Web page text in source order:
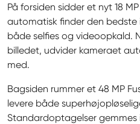
På forsiden sidder et nyt 18
automatisk finder den
både selfies og videoopkald.
billedet, udvider kameraet
med.
Bagsiden rummer et 48 MP
levere både
Standardoptagelser gemmes